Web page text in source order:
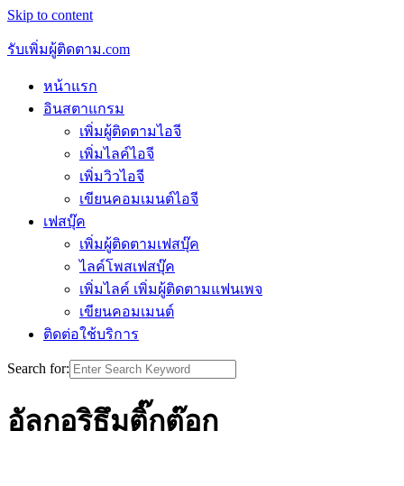
Skip to content
รับเพิ่มผู้ติดตาม.com
หน้าแรก
อินสตาแกรม
เพิ่มผู้ติดตามไอจี
เพิ่มไลค์ไอจี
เพิ่มวิวไอจี
เขียนคอมเมนต์ไอจี
เฟสบุ๊ค
เพิ่มผู้ติดตามเฟสบุ๊ค
ไลค์โพสเฟสบุ๊ค
เพิ่มไลค์ เพิ่มผู้ติดตามแฟนเพจ
เขียนคอมเมนต์
ติดต่อใช้บริการ
Search for:
อัลกอริธึมติ๊กต๊อก